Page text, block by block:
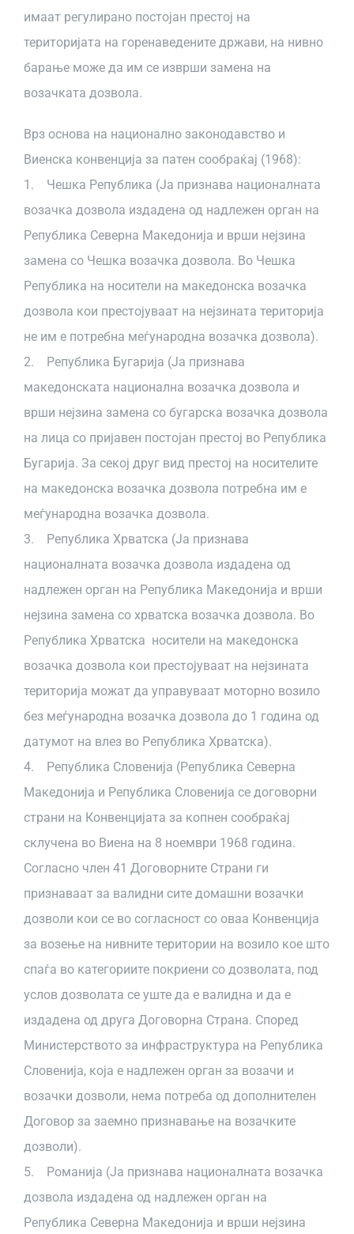
имаат регулирано постојан престој на
територијата на горенаведените држави, на нивно
барање може да им се изврши замена на
возачката дозвола.
Врз основа на национално законодавство и
Виенска конвенција за патен сообраќај (1968):
1. Чешка Република (Ја признава националната
возачка дозвола издадена од надлежен орган на
Република Северна Македонија и врши нејзина
замена со Чешка возачка дозвола. Во Чешка
Република на носители на македонска возачка
дозвола кои престојуваат на нејзината територија
не им е потребна меѓународна возачка дозвола).
2. Република Бугарија (Ја признава
македонската национална возачка дозвола и
врши нејзина замена со бугарска возачка дозвола
на лица со пријавен постојан престој во Република
Бугарија. За секој друг вид престој на носителите
на македонска возачка дозвола потребна им е
меѓународна возачка дозвола.
3. Република Хрватска (Ја признава
националната возачка дозвола издадена од
надлежен орган на Република Македонија и врши
нејзина замена со хрватска возачка дозвола. Во
Република Хрватска носители на македонска
возачка дозвола кои престојуваат на нејзината
територија можат да управуваат моторно возило
без меѓународна возачка дозвола до 1 година од
датумот на влез во Република Хрватска).
4. Република Словенија (Република Северна
Македонија и Република Словенија се договорни
страни на Конвенцијата за копнен сообраќај
склучена во Виена на 8 ноември 1968 година.
Согласно член 41 Договорните Страни ги
признаваат за валидни сите домашни возачки
дозволи кои се во согласност со оваа Конвенција
за возење на нивните територии на возило кое што
спаѓа во категориите покриени со дозволата, под
услов дозволата се уште да е валидна и да е
издадена од друга Договорна Страна. Според
Министерството за инфраструктура на Република
Словенија, која е надлежен орган за возачи и
возачки дозволи, нема потреба од дополнителен
Договор за заемно признавање на возачките
дозволи).
5. Романија (Ја признава националната возачка
дозвола издадена од надлежен орган на
Република Северна Македонија и врши нејзина